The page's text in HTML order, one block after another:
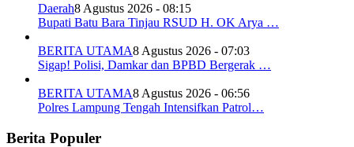
Daerah8 Agustus 2026 - 08:15
Bupati Batu Bara Tinjau RSUD H. OK Arya …
BERITA UTAMA8 Agustus 2026 - 07:03
Sigap! Polisi, Damkar dan BPBD Bergerak …
BERITA UTAMA8 Agustus 2026 - 06:56
Polres Lampung Tengah Intensifkan Patrol…
Berita Populer